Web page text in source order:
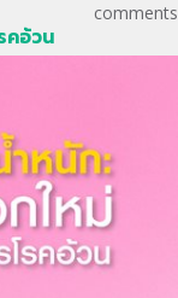
comments
คอ้วน